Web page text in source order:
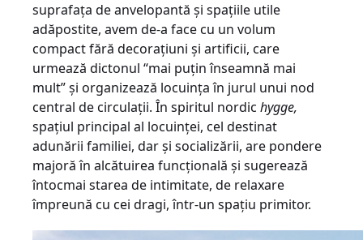
suprafața de anvelopantă și spațiile utile
adăpostite, avem de-a face cu un volum
compact fără decorațiuni și artificii, care
urmează dictonul “mai puțin înseamnă mai
mult” și organizează locuința în jurul unui nod
central de circulații. În spiritul nordic hygge,
spațiul principal al locuinței, cel destinat
adunării familiei, dar și socializării, are pondere
majoră în alcătuirea funcțională și sugerează
întocmai starea de intimitate, de relaxare
împreună cu cei dragi, într-un spațiu primitor.